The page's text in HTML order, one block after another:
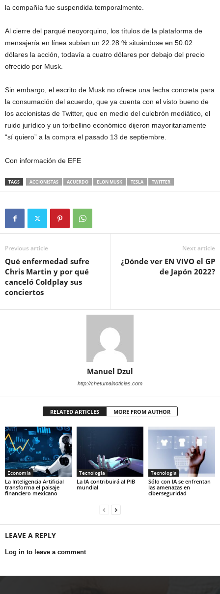
la compañía fue suspendida temporalmente.
Al cierre del parqué neoyorquino, los títulos de la plataforma de
mensajería en línea subían un 22.28 % situándose en 50.02
dólares la acción, todavía a cuatro dólares por debajo del precio
ofrecido por Musk.
Sin embargo, el escrito de Musk no ofrece una fecha concreta para
la consumación del acuerdo, que ya cuenta con el visto bueno de
los accionistas de Twitter, que en medio del culebrón mediático, el
ruido jurídico y un torbellino económico dijeron mayoritariamente
“sí quiero” a la compra el pasado 13 de septiembre.
Con información de EFE
TAGS ACCIONISTAS ACUERDO ELON MUSK TESLA TWITTER
Previous article
Qué enfermedad sufre
Chris Martin y por qué
canceló Coldplay sus
conciertos
Next article
¿Dónde ver EN VIVO el GP
de Japón 2022?
Manuel Dzul
http://chetumalnoticias.com
RELATED ARTICLES MORE FROM AUTHOR
Economía
La Inteligencia Artificial
transforma el paisaje
financiero mexicano
Tecnología
La IA contribuirá al PIB
mundial
Tecnología
Sólo con IA se enfrentan
las amenazas en
ciberseguridad
LEAVE A REPLY
Log in to leave a comment